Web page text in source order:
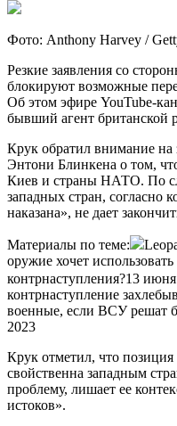
Фото: Anthony Harvey /
Резкие заявления со
блокируют возможные
Об этом эфире YouTube-
бывший агент британской
Крук обратил внимание на
Энтони Блинкена о том,
Киев и страны НАТО. По
западных стран, согласно
наказана», не дает
Материалы по теме:
оружие хочет
контрнаступления?13
контрнаступление
военные, если ВСУ решат
2023
Крук отметил, что
свойственна западным
проблему, лишает ее
истоков».